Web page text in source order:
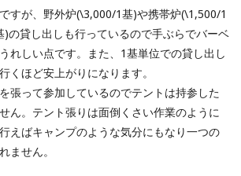
すが、野外炉(\3,000/1基)や携帯炉(\1,500/1
の貸し出しも行っているので手ぶらでバーベ
れしい点です。また、1基単位での貸し出し
くほど安上がりになります。
張って参加しているのでテントは持参した
ん。テント張りは面倒くさい作業のように
えばキャンプのような気分にもなり一つの
ません。